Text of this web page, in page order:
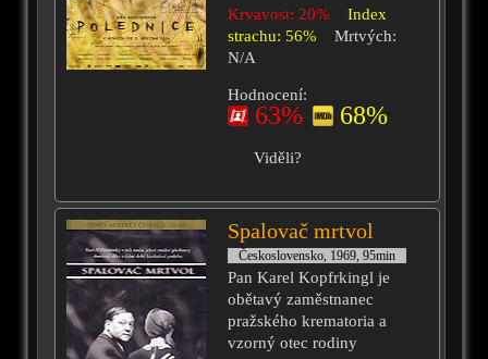
Krvavost: 20%
Index
strachu: 56%
Mrtvých:
N/A
Hodnocení:
63% 68%
Viděli?
Spalovač mrtvol
Československo, 1969, 95min
Pan Karel Kopfrkingl je
obětavý zaměstnanec
pražského krematoria a
vzorný otec rodiny